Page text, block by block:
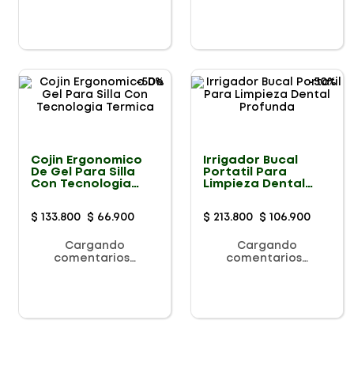
-50%
Cojin Ergonomico
De Gel Para Silla
Con Tecnologia
$ 133.800 $ 66.900
Cargando
comentarios…
-50%
Irrigador Bucal
Portatil Para
Limpieza Dental
$ 213.800 $ 106.900
Cargando
comentarios…